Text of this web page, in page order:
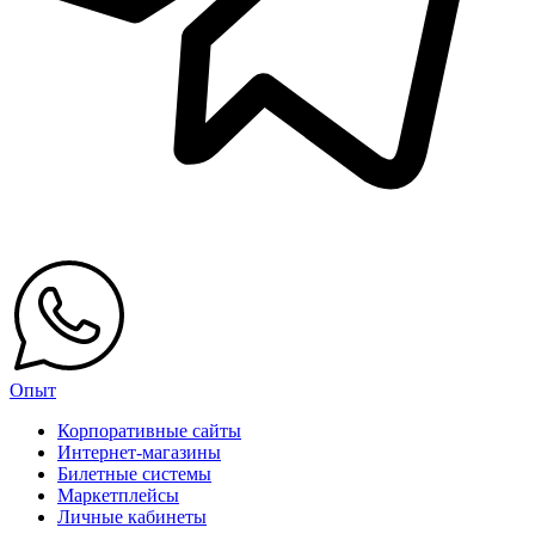
Опыт
Корпоративные сайты
Интернет-магазины
Билетные системы
Маркетплейсы
Личные кабинеты